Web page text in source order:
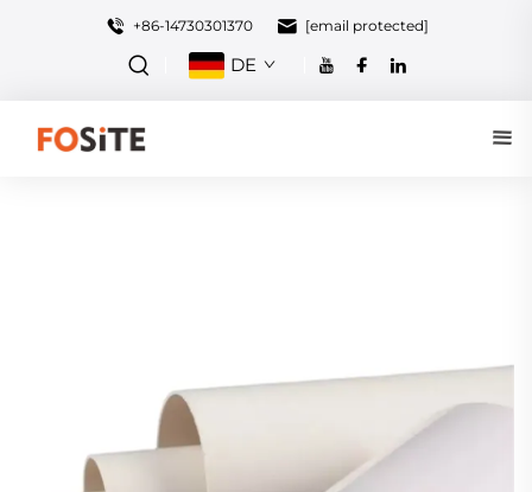
+86-14730301370 [email protected]
DE